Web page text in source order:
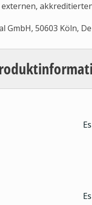
GmbH, 50603 Köln,